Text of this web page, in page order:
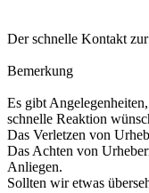
Der schnelle Kontakt
Bemerkung
Es gibt
schnelle Reaktion
Das Verletzen von
Das Achten von
Anliegen.
Sollten wir etwas